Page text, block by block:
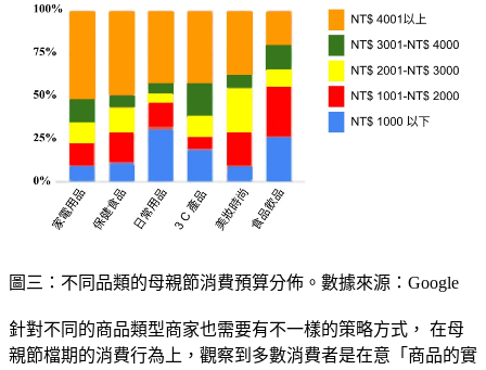
圖三：不同品類的母親節消費預算分佈。數據來源：Google
針對不同的商品類型商家也需要有不一樣的策略方式， 在母
親節檔期的消費行為上，觀察到多數消費者是在意「商品的實